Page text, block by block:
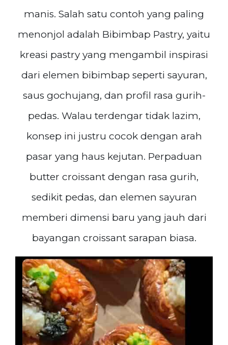
manis. Salah satu contoh yang paling
menonjol adalah Bibimbap Pastry, yaitu
kreasi pastry yang mengambil inspirasi
dari elemen bibimbap seperti sayuran,
saus gochujang, dan profil rasa gurih-
pedas. Walau terdengar tidak lazim,
konsep ini justru cocok dengan arah
pasar yang haus kejutan. Perpaduan
butter croissant dengan rasa gurih,
sedikit pedas, dan elemen sayuran
memberi dimensi baru yang jauh dari
bayangan croissant sarapan biasa.